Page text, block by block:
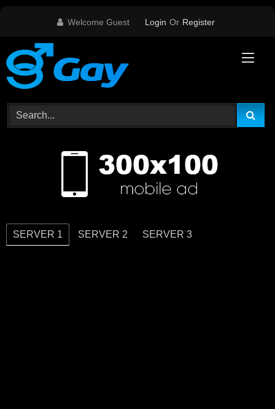
Welcome Guest Login Or Register
SERVER 1 SERVER 2 SERVER 3